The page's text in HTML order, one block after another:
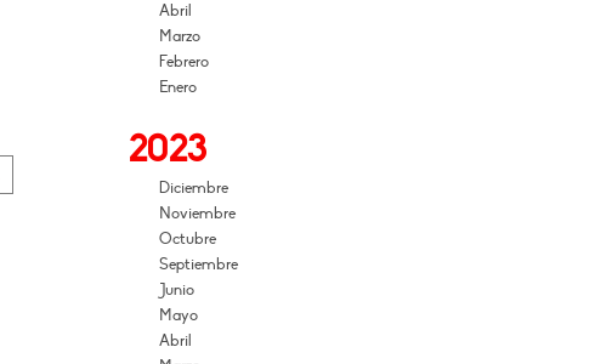
Abril
Marzo
Febrero
Enero
2023
Diciembre
Noviembre
Octubre
Septiembre
Junio
Mayo
Abril